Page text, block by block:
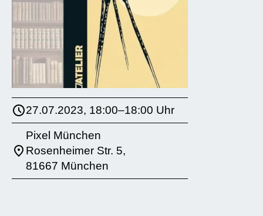
27.07.2023, 18:00–18:00 Uhr
Pixel München
Rosenheimer Str. 5,
81667 München